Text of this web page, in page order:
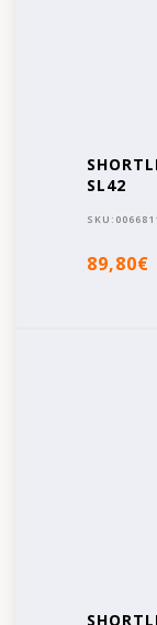
SL42
SKU:
89,80€